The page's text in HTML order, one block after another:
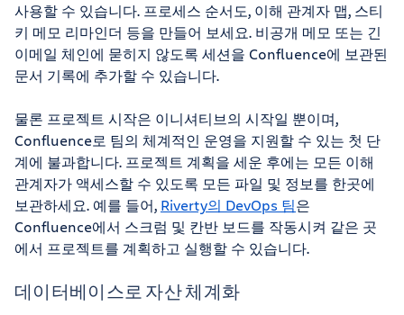
사용할 수 있습니다. 프로세스 순서도, 이해 관계자 맵, 스티
키 메모 리마인더 등을 만들어 보세요. 비공개 메모 또는 긴
이메일 체인에 묻히지 않도록 세션을 Confluence에 보관된
문서 기록에 추가할 수 있습니다.
물론 프로젝트 시작은 이니셔티브의 시작일 뿐이며,
Confluence로 팀의 체계적인 운영을 지원할 수 있는 첫 단
계에 불과합니다. 프로젝트 계획을 세운 후에는 모든 이해
관계자가 액세스할 수 있도록 모든 파일 및 정보를 한곳에
보관하세요. 예를 들어, Riverty의 DevOps 팀은
Confluence에서 스크럼 및 칸반 보드를 작동시켜 같은 곳
에서 프로젝트를 계획하고 실행할 수 있습니다.
데이터베이스로 자산 체계화